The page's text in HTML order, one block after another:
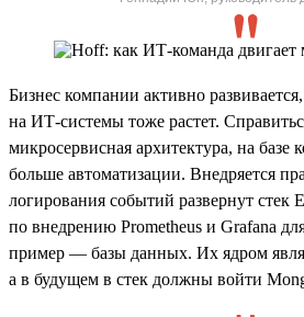
Бизнес компании активно развивается,
на ИТ-системы тоже растет.
микросервисная архитектура, на базе
больше автоматизации. Внедряется
логирования событий развернут стек
по внедрению Prometheus и Grafana
пример — базы данных. Их ядром
а в будущем в стек должны войти